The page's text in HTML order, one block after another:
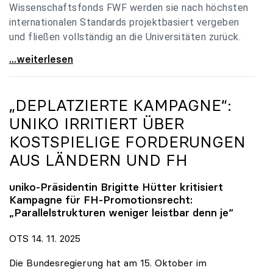
Wissenschaftsfonds FWF werden sie nach höchsten
internationalen Standards projektbasiert vergeben
und fließen vollständig an die Universitäten zurück.
Gemeinsam für einen starken Wissenschafts- und
...weiterlesen
„DEPLATZIERTE KAMPAGNE“:
UNIKO IRRITIERT ÜBER
KOSTSPIELIGE FORDERUNGEN
AUS LÄNDERN UND FH
uniko-Präsidentin Brigitte Hütter kritisiert
Kampagne für FH-Promotionsrecht:
„Parallelstrukturen weniger leistbar denn je“
OTS 14. 11. 2025
Die Bundesregierung hat am 15. Oktober im